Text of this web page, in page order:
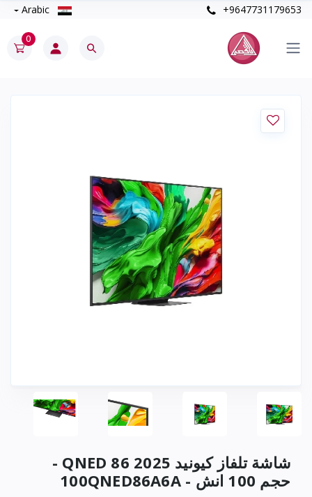
+9647731179653
0
شاشة تلفاز كيونيد 2025 QNED 86 -
حجم 100 انش - 100QNED86A6A